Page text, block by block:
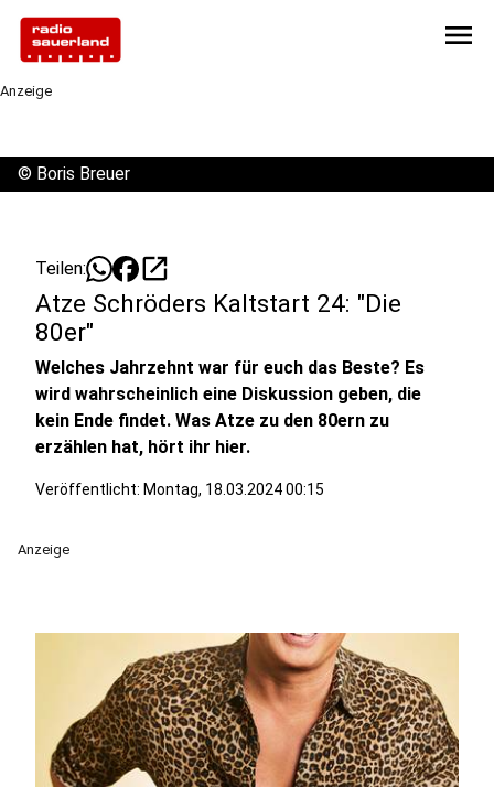
menu
Anzeige
© Boris Breuer
Teilen: open_in_new
Atze Schröders Kaltstart 24: "Die
80er"
Welches Jahrzehnt war für euch das Beste? Es
wird wahrscheinlich eine Diskussion geben, die
kein Ende findet. Was Atze zu den 80ern zu
erzählen hat, hört ihr hier.
Veröffentlicht: Montag, 18.03.2024 00:15
Anzeige